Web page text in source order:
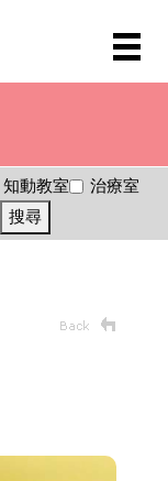
知動教室
治療室
搜尋